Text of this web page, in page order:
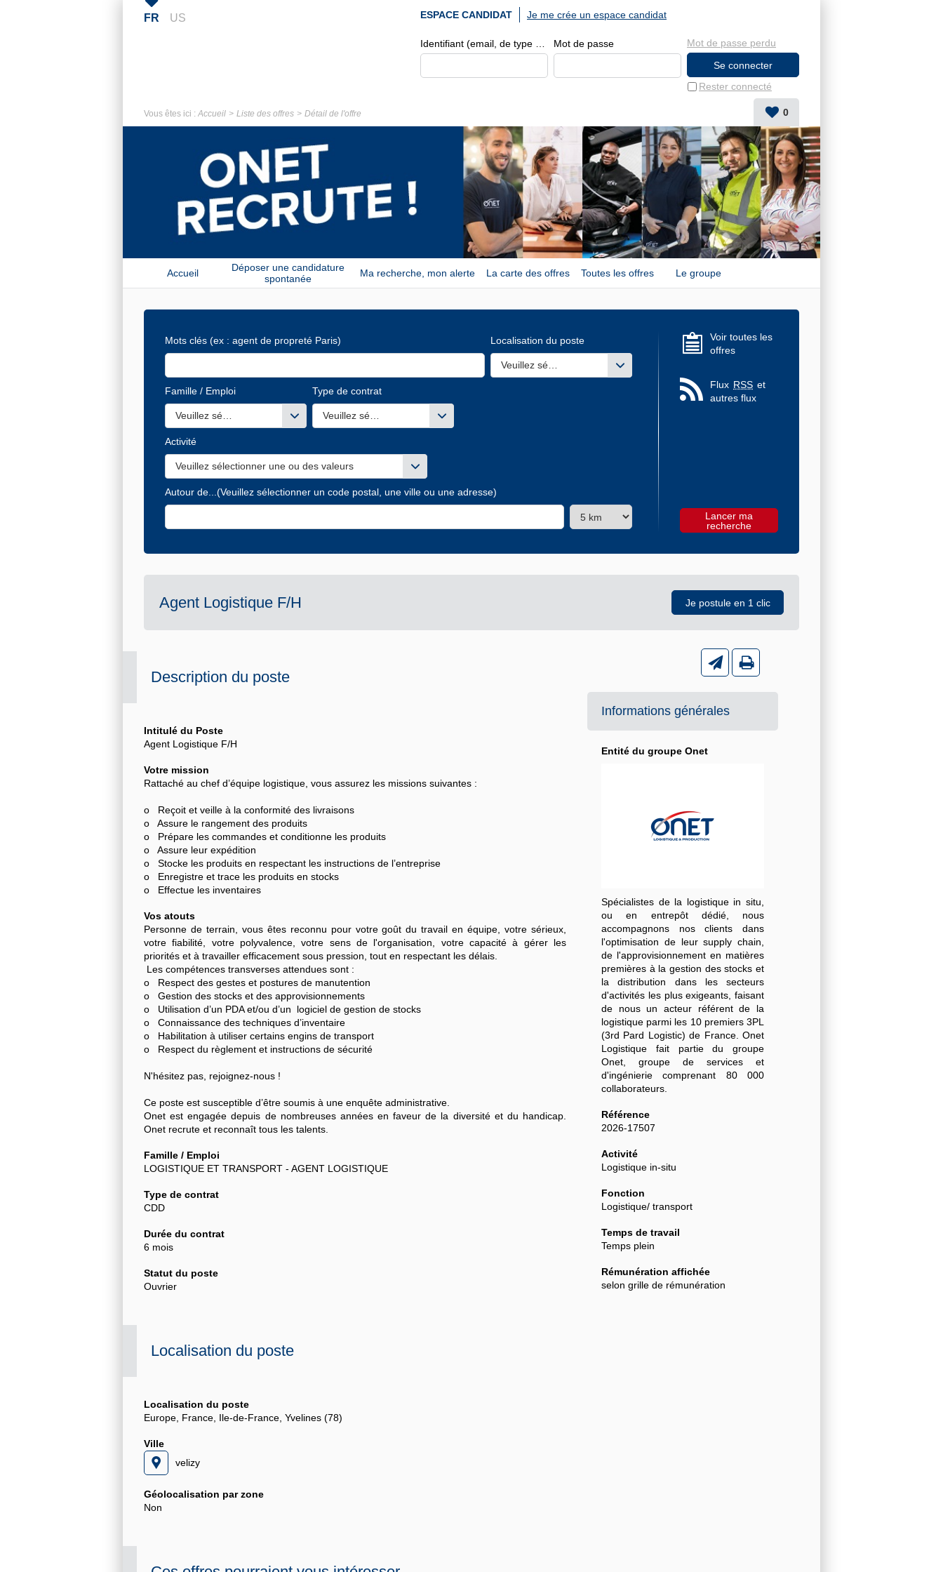
FR US ESPACE CANDIDAT
Mot de passe
Rester connecté
Mot de passe perdu
Je me crée un espace candidat
Vous êtes ici : Accueil Liste des offres Détail de l'offre 0
Accueil
Déposer une candidature
spontanée
Ma recherche, mon alerte La carte des offres Toutes les offres Le groupe
Mots clés (ex : agent de propreté Paris) Localisation du poste
Veuillez sélectionner une ou des valeurs
Famille / Emploi
Veuillez sélectionner une ou des valeurs
Type de contrat
Veuillez sélectionner une ou des valeurs
Activité
Veuillez sélectionner une ou des valeurs
Autour de...(Veuillez sélectionner un code postal, une ville ou une adresse)
Voir toutes les
offres
Flux RSS et
autres flux
Agent Logistique F/H
Description du poste
Intitulé du Poste
Agent Logistique F/H
Votre mission
Rattaché au chef d’équipe logistique, vous assurez les missions suivantes :
o Reçoit et veille à la conformité des livraisons
o Assure le rangement des produits
o Prépare les commandes et conditionne les produits
o Assure leur expédition
o Stocke les produits en respectant les instructions de l’entreprise
o Enregistre et trace les produits en stocks
o Effectue les inventaires
Vos atouts
Personne de terrain, vous êtes reconnu pour votre goût du travail en équipe, votre sérieux,
votre fiabilité, votre polyvalence, votre sens de l'organisation, votre capacité à gérer les
priorités et à travailler efficacement sous pression, tout en respectant les délais.
Les compétences transverses attendues sont :
o Respect des gestes et postures de manutention
o Gestion des stocks et des approvisionnements
o Utilisation d’un PDA et/ou d’un logiciel de gestion de stocks
o Connaissance des techniques d’inventaire
o Habilitation à utiliser certains engins de transport
o Respect du règlement et instructions de sécurité
N'hésitez pas, rejoignez-nous !
Ce poste est susceptible d’être soumis à une enquête administrative.
Onet est engagée depuis de nombreuses années en faveur de la diversité et du handicap.
Onet recrute et reconnaît tous les talents.
Famille / Emploi
LOGISTIQUE ET TRANSPORT - AGENT LOGISTIQUE
Type de contrat
CDD
Durée du contrat
6 mois
Statut du poste
Ouvrier
Localisation du poste
Localisation du poste
Europe, France, Ile-de-France, Yvelines (78)
Ville
velizy
Géolocalisation par zone
Non
Informations générales
Entité du groupe Onet
Spécialistes de la logistique in situ,
ou en entrepôt dédié, nous
accompagnons nos clients dans
l'optimisation de leur supply chain,
de l'approvisionnement en matières
premières à la gestion des stocks et
la distribution dans les secteurs
d'activités les plus exigeants, faisant
de nous un acteur référent de la
logistique parmi les 10 premiers 3PL
(3rd Pard Logistic) de France. Onet
Logistique fait partie du groupe
Onet, groupe de services et
d'ingénierie comprenant 80 000
collaborateurs.
Référence
2026-17507
Activité
Logistique in-situ
Fonction
Logistique/ transport
Temps de travail
Temps plein
Rémunération affichée
selon grille de rémunération